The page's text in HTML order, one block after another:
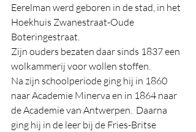
Eerelman werd geboren in de stad, in het
Hoekhuis Zwanestraat-Oude
Boteringestraat.
Zijn ouders bezaten daar sinds 1837 een
wolkammerij voor wollen stoffen.
Na zijn schoolperiode ging hij in 1860
naar Academie Minerva en in 1864 naar
de Academie van Antwerpen.  Daarna
ging hij in de leer bij de Fries-Britse